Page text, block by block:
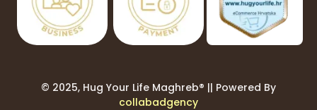
© 2025, Hug Your Life Maghreb® || Powered By
collabadgency